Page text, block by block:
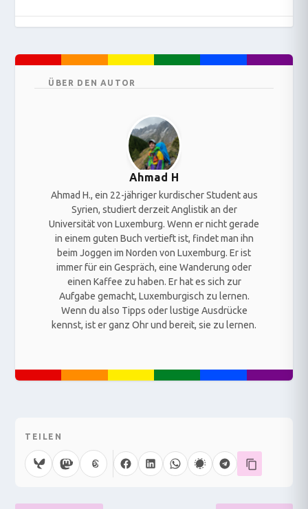
ÜBER DEN AUTOR
Ahmad H
Ahmad H., ein 22-jähriger kurdischer Student aus
Syrien, studiert derzeit Anglistik an der
Universität von Luxemburg. Wenn er nicht gerade
in einem guten Buch vertieft ist, findet man ihn
beim Joggen im Norden von Luxemburg. Er ist
immer für ein Gespräch, eine Wanderung oder
einen Kaffee zu haben. Er hat es sich zur
Aufgabe gemacht, Luxemburgisch zu lernen.
Wenn du also Tipps oder lustige Ausdrücke
kennst, ist er ganz Ohr und bereit, sie zu lernen.
TEILEN